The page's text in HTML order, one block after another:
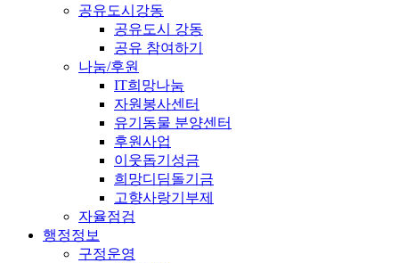
공유도시강동
공유도시 강동
공유 참여하기
나눔/후원
IT희망나눔
자원봉사센터
유기동물 분양센터
후원사업
이웃돕기성금
희망디딤돌기금
고향사랑기부제
자율점검
행정정보
구정운영